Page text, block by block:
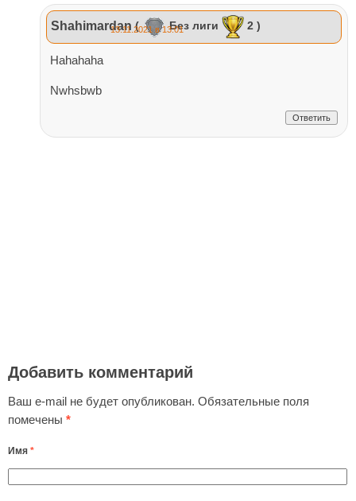
Shahimardan ( Без лиги 2 )
13.11.2021 в 13:01
Hahahaha
Nwhsbwb
Ответить
Добавить комментарий
Ваш e-mail не будет опубликован. Обязательные поля
помечены *
Имя *